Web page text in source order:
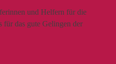
und Helfern für die
für das gute Gelingen der